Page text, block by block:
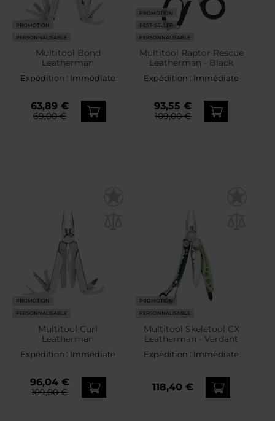
PROMOTION
PERSONNALISABLE
Multitool Bond
Leatherman
Expédition : Immédiate
63,89 €
69,00 €
PROMOTION
BEST-SELLER
PERSONNALISABLE
Multitool Raptor Rescue
Leatherman - Black
Expédition : Immédiate
93,55 €
109,00 €
PROMOTION
PERSONNALISABLE
Multitool Curl
Leatherman
Expédition : Immédiate
96,04 €
109,00 €
PROMOTION
PERSONNALISABLE
Multitool Skeletool CX
Leatherman - Verdant
Expédition : Immédiate
118,40 €